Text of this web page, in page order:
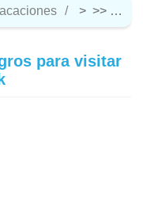
> >>
para visitar